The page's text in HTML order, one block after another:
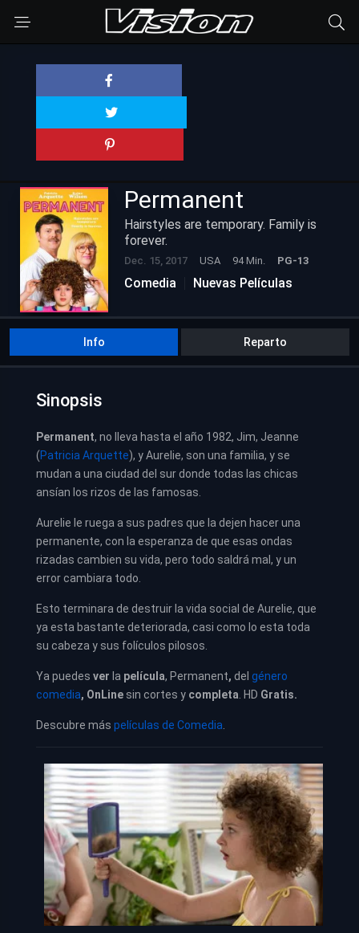
Permanent
Hairstyles are temporary. Family is
forever.
Dec. 15, 2017 USA 94 Min. PG-13
Comedia Nuevas Películas
Info Reparto
Sinopsis
Permanent, no lleva hasta el año 1982, Jim, Jeanne
(Patricia Arquette), y Aurelie, son una familia, y se
mudan a una ciudad del sur donde todas las chicas
ansían los rizos de las famosas.
Aurelie le ruega a sus padres que la dejen hacer una
permanente, con la esperanza de que esas ondas
rizadas cambien su vida, pero todo saldrá mal, y un
error cambiara todo.
Esto terminara de destruir la vida social de Aurelie, que
ya esta bastante deteriorada, casi como lo esta toda
su cabeza y sus folículos pilosos.
Ya puedes ver la película, Permanent, del género
comedia, OnLine sin cortes y completa . HD Gratis.
Descubre más películas de Comedia